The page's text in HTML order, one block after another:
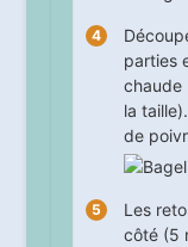
parties
chaude
la
de
Les
côté (5